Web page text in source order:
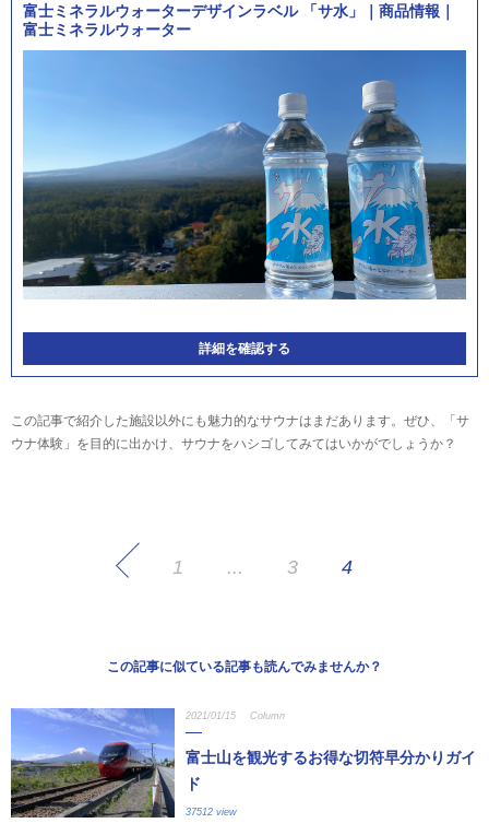
富士ミネラルウォーターデザインラベル 「サ水」｜商品情報｜
富士ミネラルウォーター
詳細を確認する
この記事で紹介した施設以外にも魅力的なサウナはまだあります。ぜひ、「サ
ウナ体験」を目的に出かけ、サウナをハシゴしてみてはいかがでしょうか？
1 ... 3 4
この記事に似ている記事も読んでみませんか？
2021/01/15 Column
富士山を観光するお得な切符早分かりガイ
ド
37512 view